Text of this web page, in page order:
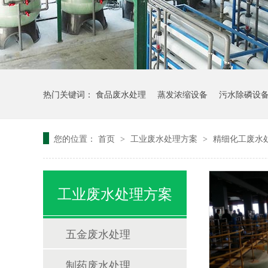
热门关键词： 食品废水处理 蒸发浓缩设备 污水除磷设
您的位置： 首页 > 工业废水处理方案 > 精细化工废水
工业废水处理方案
五金废水处理
制药废水处理